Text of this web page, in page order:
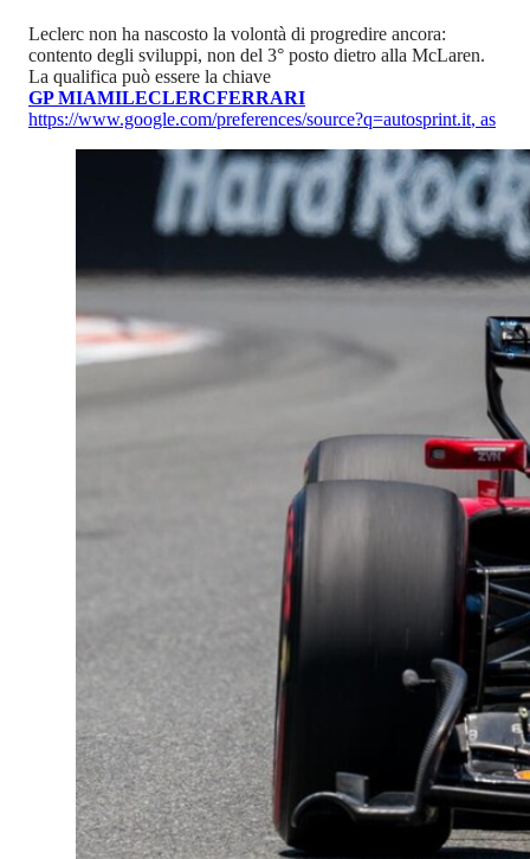
Leclerc non ha nascosto la volontà di progredire ancora:
contento degli sviluppi, non del 3° posto dietro alla McLaren.
La qualifica può essere la chiave
GP MIAMILECLERCFERRARI
https://www.google.com/preferences/source?q=autosprint.it, as